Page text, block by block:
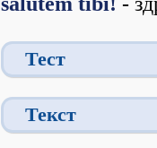
Тест
Текст